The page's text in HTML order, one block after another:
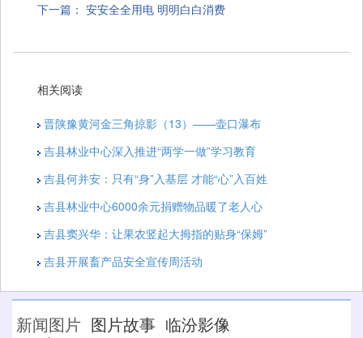
下一篇： 安安全全用电 明明白白消费
相关阅读
晋陕豫黄河金三角掠影（13）——壶口瀑布
吉县林业中心深入推进“两学一做”学习教育
吉县何并安：只有“身”入基层 才能“心”入百姓
吉县林业中心6000余元捐赠物品暖了老人心
吉县窦兴华：让果农竖起大拇指的贴身“保姆”
吉县开展畜产品安全宣传周活动
新闻图片 图片故事 临汾影像